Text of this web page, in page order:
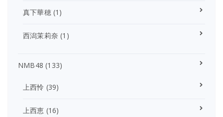
真下華穂(1)
西潟茉莉奈 (1)
NMB48 (133)
上西怜 (39)
上西恵 (16)